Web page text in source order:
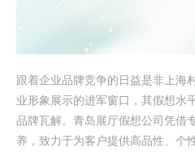
跟着企业品牌竞争的日益是非上海
业形象展示的进军窗口，其假想水
品牌瓦解。青岛展厅假想公司凭借
养，致力于为客户提供高品性、个